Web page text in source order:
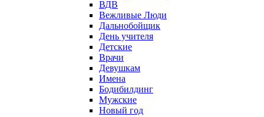
ВДВ
Вежливые Люди
Дальнобойщик
День учителя
Детские
Врачи
Девушкам
Имена
Бодибилдинг
Мужские
Новый год